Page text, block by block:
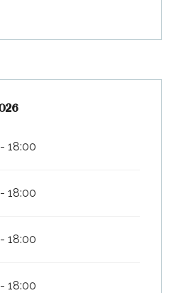
2026
18:00
18:00
18:00
18:00